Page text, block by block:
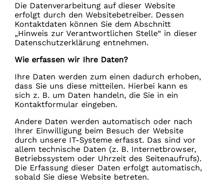
Die Datenverarbeitung auf dieser Website
erfolgt durch den Websitebetreiber. Dessen
Kontaktdaten können Sie dem Abschnitt
„Hinweis zur Verantwortlichen Stelle“ in dieser
Datenschutzerklärung entnehmen.
Wie erfassen wir Ihre Daten?
Ihre Daten werden zum einen dadurch erhoben,
dass Sie uns diese mitteilen. Hierbei kann es
sich z. B. um Daten handeln, die Sie in ein
Kontaktformular eingeben.
Andere Daten werden automatisch oder nach
Ihrer Einwilligung beim Besuch der Website
durch unsere IT-Systeme erfasst. Das sind vor
allem technische Daten (z. B. Internetbrowser,
Betriebssystem oder Uhrzeit des Seitenaufrufs).
Die Erfassung dieser Daten erfolgt automatisch,
sobald Sie diese Website betreten.